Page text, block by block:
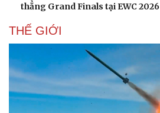
thẳng Grand Finals tại EWC 2026
THẾ GIỚI